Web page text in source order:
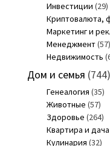
Инвестиции (29)
Криптовалюта,
Маркетинг и
Менеджмент(57)
Недвижимость
Дом и семья (744)
Генеалогия (35)
Животные (57)
Здоровье (264)
Квартира и дача
Кулинария (32)